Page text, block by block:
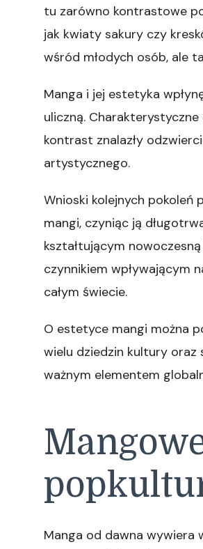
tu zarówno kontrastowe
jak kwiaty sakury czy
wśród młodych osób, ale
Manga i jej estetyka
uliczną.
kontrast znalazły
artystycznego.
Wnioski kolejnych
mangi, czyniąc ją
kształtującym
czynnikiem wpływającym
całym świecie.
O estetyce mangi można
wielu dziedzin kultury oraz
ważnym elementem
Manga od dawna wywiera